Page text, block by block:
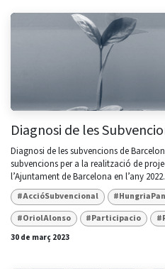
Diagnosi de les
Diagnosi de les subvencions de
subvencions per a la realització de
l’Ajuntament de Barcelona en l’any
#AccióSubvencional
#OriolAlonso
#Participacio
30 de març 2023